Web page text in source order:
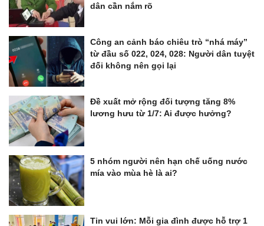
dân cần nắm rõ
Công an cảnh báo chiêu trò “nhá máy”
từ đầu số 022, 024, 028: Người dân tuyệt
đối không nên gọi lại
Đề xuất mở rộng đối tượng tăng 8%
lương hưu từ 1/7: Ai được hưởng?
5 nhóm người nên hạn chế uống nước
mía vào mùa hè là ai?
Tin vui lớn: Mỗi gia đình được hỗ trợ 1